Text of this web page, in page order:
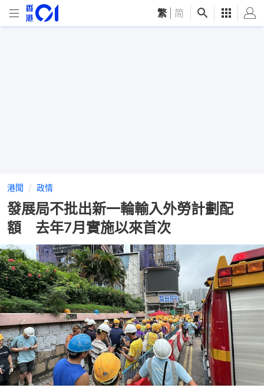
繁 简
港聞 政情
發展局不批出新一輪輸入外勞計劃配
額 去年7月實施以來首次